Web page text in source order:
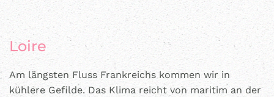
Loire
Am längsten Fluss Frankreichs kommen wir in
kühlere Gefilde. Das Klima reicht von maritim an der